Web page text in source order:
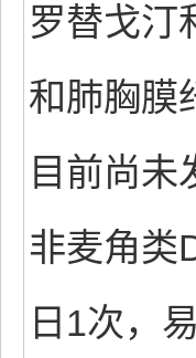
罗替戈汀
和肺胸膜
目前尚
非麦角类
日1次，